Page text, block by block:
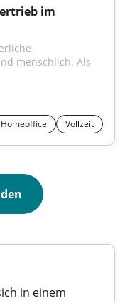
im
Homeoffice Vollzeit
in einem